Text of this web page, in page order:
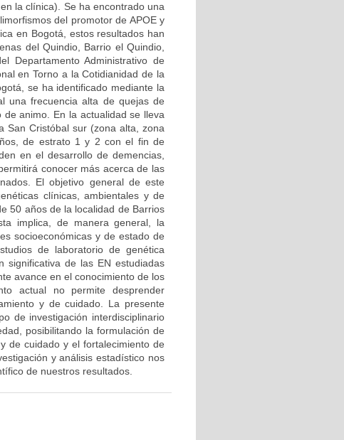
la clínica). Se ha encontrado una
del promotor de APOE y
en Bogotá, estos resultados han
del Quindio, Barrio el Quindio,
Departamento Administrativo de
en Torno a la Cotidianidad de la
se ha identificado mediante la
una frecuencia alta de quejas de
animo. En la actualidad se lleva
San Cristóbal sur (zona alta, zona
de estrato 1 y 2 con el fin de
en el desarrollo de demencias,
conocer más acerca de las
El objetivo general de este
clínicas, ambientales y de
50 años de la localidad de Barrios
implica, de manera general, la
socioeconómicas y de estado de
de laboratorio de genética
significativa de las EN estudiadas
avance en el conocimiento de los
actual no permite desprender
y de cuidado. La presente
de investigación interdisciplinario
posibilitando la formulación de
de cuidado y el fortalecimiento de
y análisis estadístico nos
de nuestros resultados.